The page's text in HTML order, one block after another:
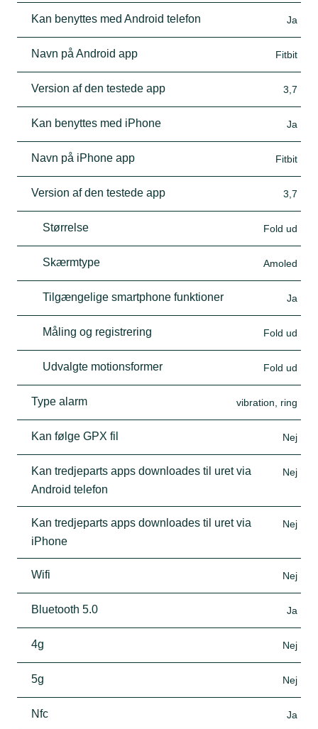
Kan benyttes med Android telefon Ja
Navn på Android app Fitbit
Version af den testede app 3,7
Kan benyttes med iPhone Ja
Navn på iPhone app Fitbit
Version af den testede app 3,7
Størrelse Fold ud
Skærmtype Amoled
Tilgængelige smartphone funktioner Ja
Måling og registrering Fold ud
Udvalgte motionsformer Fold ud
Type alarm vibration, ring
Kan følge GPX fil Nej
Kan tredjeparts apps downloades til uret via
Android telefon
Nej
Kan tredjeparts apps downloades til uret via
iPhone
Nej
Wifi Nej
Bluetooth 5.0 Ja
4g Nej
5g Nej
Nfc Ja